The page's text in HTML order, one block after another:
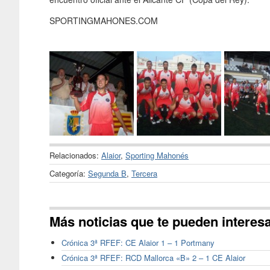
SPORTINGMAHONES.COM
Relacionados: Alaior, Sporting Mahonés
Categoría: Segunda B, Tercera
Más noticias que te pueden
Crónica 3ª RFEF: CE Alaior 1 – 1 Portmany
Crónica 3ª RFEF: RCD Mallorca «B» 2 – 1 CE Alaior